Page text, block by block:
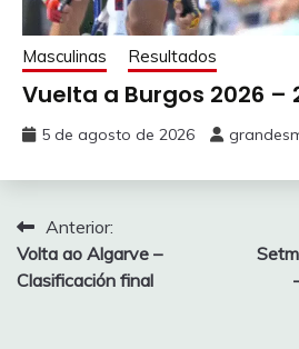
Masculinas Resultados
Vuelta a Burgos 2026 –
5 de agosto de 2026
Navegación
de
Anterior:
Volta ao Algarve –
Clasificación final